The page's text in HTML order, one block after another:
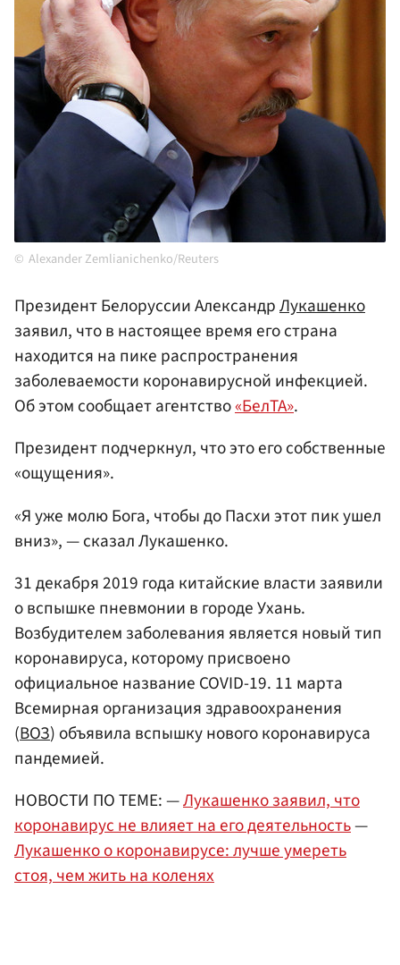
Alexander Zemlianichenko/Reuters
Президент Белоруссии АлександрЛукашенко
заявил, что в настоящее время его страна
находится на пике распространения
заболеваемости коронавирусной инфекцией.
Об этом сообщает агентство«БелТА».
Президент подчеркнул, что это его собственные
«ощущения».
«Я уже молю Бога, чтобы до Пасхи этот пик ушел
вниз», — сказал Лукашенко.
31 декабря 2019 года китайские власти заявили
о вспышке пневмонии в городе Ухань.
Возбудителем заболевания является новый тип
коронавируса, которому присвоено
официальное название COVID-19. 11 марта
Всемирная организация здравоохранения
(ВОЗ) объявила вспышку нового коронавируса
пандемией.
НОВОСТИ ПО ТЕМЕ: —Лукашенко заявил, что
коронавирус не влияет на его деятельность—
Лукашенко о коронавирусе: лучше умереть
стоя, чем жить на коленях